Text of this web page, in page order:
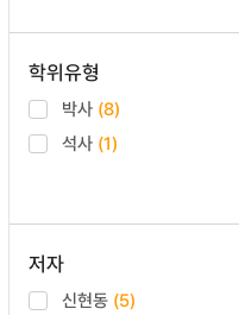
학위유형
박사 (8)
석사 (1)
저자
신현동 (5)